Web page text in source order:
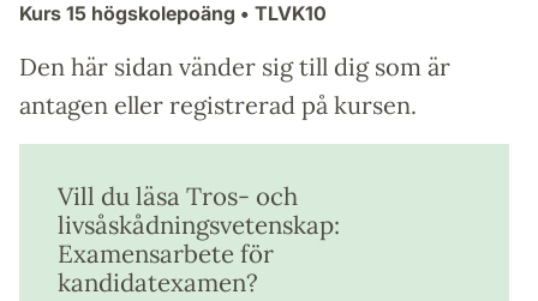
Kurs 15 högskolepoäng • TLVK10
Den här sidan vänder sig till dig som är
antagen eller registrerad på kursen.
Vill du läsa Tros- och
livsåskådningsvetenskap:
Examensarbete för
kandidatexamen?